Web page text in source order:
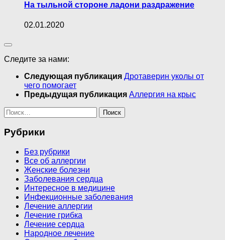
На тыльной стороне ладони раздражение
02.01.2020
Следите за нами:
Следующая публикация Дротаверин уколы от
чего помогает
Предыдущая публикация Аллергия на крыс
Найти:
Рубрики
Без рубрики
Все об аллергии
Женские болезни
Заболевания сердца
Интересное в медицине
Инфекционные заболевания
Лечение аллергии
Лечение грибка
Лечение сердца
Народное лечение